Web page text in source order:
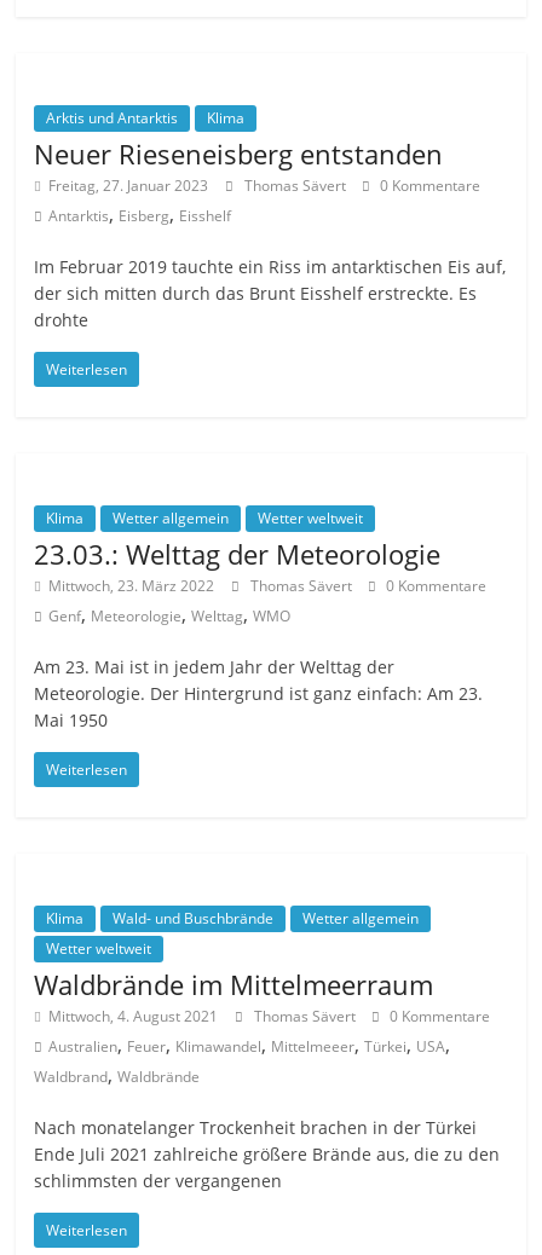
Arktis und Antarktis Klima
Neuer Rieseneisberg entstanden
Freitag, 27. Januar 2023 Thomas Sävert
0 Kommentare
Antarktis, Eisberg, Eisshelf
Im Februar 2019 tauchte ein Riss im antarktischen Eis auf,
der sich mitten durch das Brunt Eisshelf erstreckte. Es
drohte
Weiterlesen
Klima Wetter allgemein Wetter weltweit
23.03.: Welttag der Meteorologie
Mittwoch, 23. März 2022 Thomas Sävert
0 Kommentare
Genf, Meteorologie,Welttag,WMO
Am 23. Mai ist in jedem Jahr der Welttag der
Meteorologie. Der Hintergrund ist ganz einfach: Am 23.
Mai 1950
Weiterlesen
Klima Wald- und Buschbrände
Wetter allgemein
Wetter weltweit
Waldbrände im Mittelmeerraum
Mittwoch, 4. August 2021 Thomas Sävert
0 Kommentare
Australien, Feuer, Klimawandel, Mittelmeeer,Türkei, USA,
Waldbrand,Waldbrände
Nach monatelanger Trockenheit brachen in der Türkei
Ende Juli 2021 zahlreiche größere Brände aus, die zu den
schlimmsten der vergangenen
Weiterlesen